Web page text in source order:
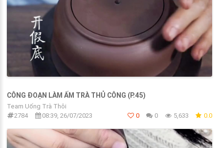
CÔNG ĐOẠN LÀM ẤM TRÀ THỦ CÔNG (P.45)
Team Uống Trà Thôi
2784
08:39, 26/07/2023 0 0 5,633 0.0